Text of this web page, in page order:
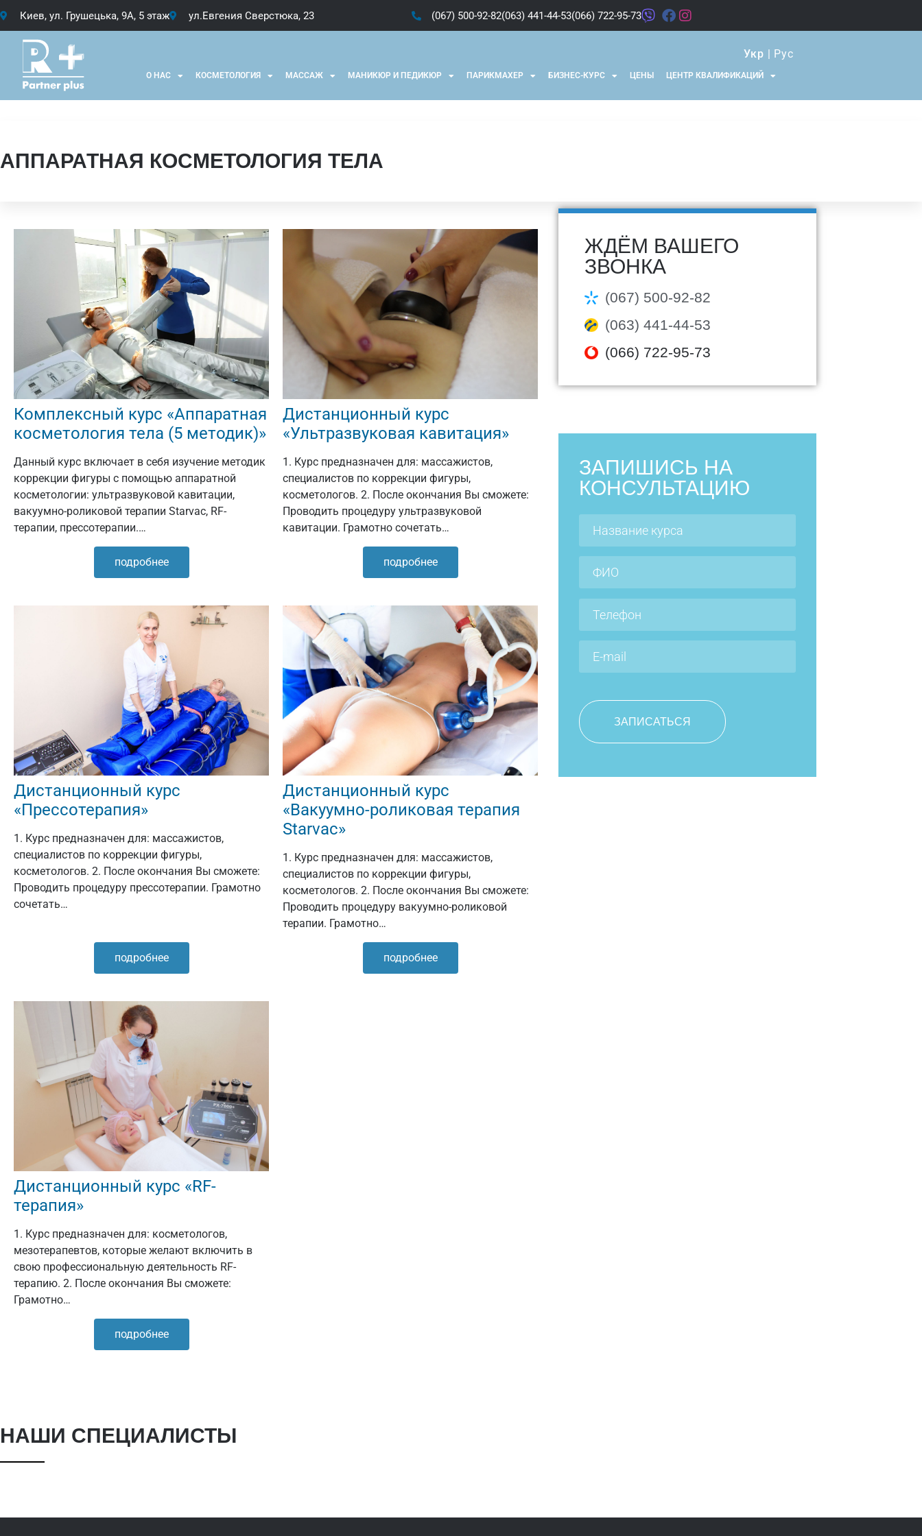
Киев, ул. Грушецька, 9А, 5 этаж ул.Евгения Сверстюка, 23 (067) 500-92-82(063) 441-44-53(066) 722-95-73
Укр | Рус
О НАС КОСМЕТОЛОГИЯ МАССАЖ МАНИКЮР И ПЕДИКЮР ПАРИКМАХЕР БИЗНЕС-КУРС ЦЕНЫ ЦЕНТР КВАЛИФИКАЦИЙ
АППАРАТНАЯ КОСМЕТОЛОГИЯ ТЕЛА
Комплексный курс «Аппаратная
косметология тела (5 методик)»
Данный курс включает в себя изучение методик
коррекции фигуры с помощью аппаратной
косметологии: ультразвуковой кавитации,
вакуумно-роликовой терапии Starvac, RF-
терапии, прессотерапии.…
подробнее
Дистанционный курс
«Ультразвуковая кавитация»
1. Курс предназначен для: массажистов,
специалистов по коррекции фигуры,
косметологов. 2. После окончания Вы сможете:
Проводить процедуру ультразвуковой
кавитации. Грамотно сочетать…
подробнее
Дистанционный курс
«Прессотерапия»
1. Курс предназначен для: массажистов,
специалистов по коррекции фигуры,
косметологов. 2. После окончания Вы сможете:
Проводить процедуру прессотерапии. Грамотно
сочетать…
подробнее
Дистанционный курс
«Вакуумно-роликовая терапия
Starvac»
1. Курс предназначен для: массажистов,
специалистов по коррекции фигуры,
косметологов. 2. После окончания Вы сможете:
Проводить процедуру вакуумно-роликовой
терапии. Грамотно…
подробнее
Дистанционный курс «RF-
терапия»
1. Курс предназначен для: косметологов,
мезотерапевтов, которые желают включить в
свою профессиональную деятельность RF-
терапию. 2. После окончания Вы сможете:
Грамотно…
подробнее
ЖДЁМ ВАШЕГО
ЗВОНКА
(067) 500-92-82
(063) 441-44-53
(066) 722-95-73
ЗАПИШИСЬ НА
КОНСУЛЬТАЦИЮ
НАШИ СПЕЦИАЛИСТЫ
Екатерина
Игоревна